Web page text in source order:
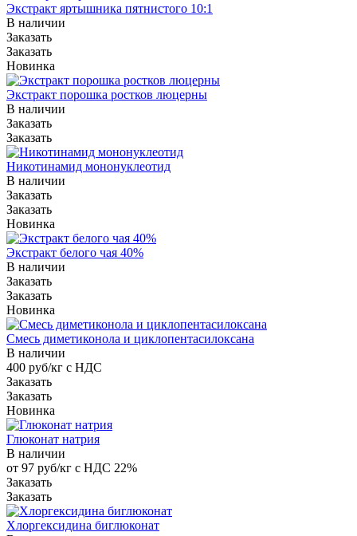
Экстракт яртышника пятнистого 10:1
В наличии
Заказать
Заказать
Новинка
Экстракт порошка ростков люцерны
В наличии
Заказать
Заказать
Никотинамид мононуклеотид
В наличии
Заказать
Заказать
Новинка
Экстракт белого чая 40%
В наличии
Заказать
Заказать
Новинка
Смесь диметиконола и циклопентасилоксана
В наличии
400 руб/кг с НДС
Заказать
Заказать
Новинка
Глюконат натрия
В наличии
от 97 руб/кг с НДС 22%
Заказать
Заказать
Хлоргексидина биглюконат